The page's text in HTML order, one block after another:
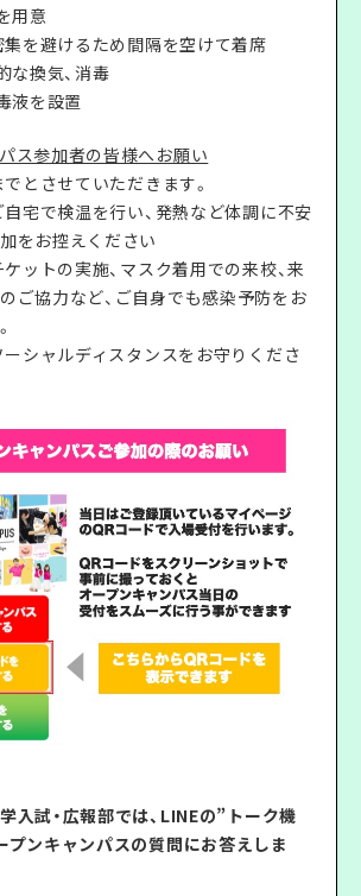
用意
集を避けるため間隔を空けて着席
な換気、消毒
液を設置
ス参加者の皆様へお願い
とさせていただきます。
自宅で検温を行い、発熱など体調に不安
をお控えください
ケットの実施、マスク着用での来校、来
ご協力など、ご自身でも感染予防をお
ーシャルディスタンスをお守りくださ
入試・広報部では、LINEの”トーク機
プンキャンパスの質問にお答えしま